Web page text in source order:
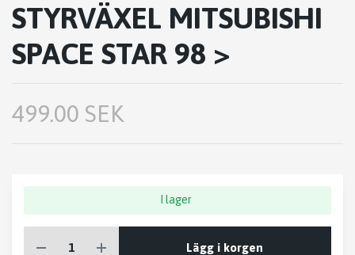
STYRVÄXEL MITSUBISHI
SPACE STAR 98 >
499.00 SEK
I lager
Lägg i korgen